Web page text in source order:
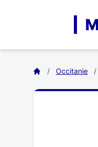
/ Occitanie /